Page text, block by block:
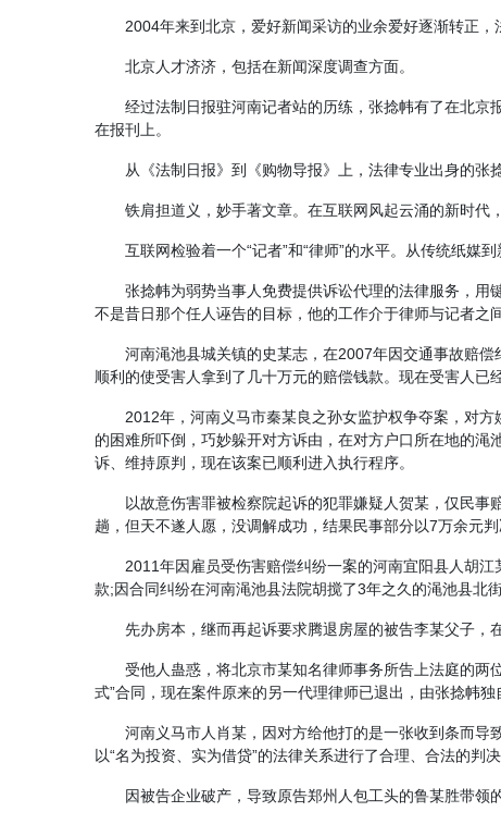
2004年来到北京，爱好新闻采访的业余爱好逐渐转正
北京人才济济，包括在新闻深度调查方面。
经过法制日报驻河南记者站的历练，张捻帏有了在北
在报刊上。
从《法制日报》到《购物导报》上，法律专业出身的张
铁肩担道义，妙手著文章。在互联网风起云涌的新时代
互联网检验着一个“记者”和“律师”的水平。从传统纸媒
张捻帏为弱势当事人免费提供诉讼代理的法律服务，
不是昔日那个任人诬告的目标，他的工作介于律师与记者之
河南渑池县城关镇的史某志，在2007年因交通事故赔
顺利的使受害人拿到了几十万元的赔偿钱款。现在受害人已
2012年，河南义马市秦某良之孙女监护权争夺案，对
的困难所吓倒，巧妙躲开对方诉由，在对方户口所在地的
诉、维持原判，现在该案已顺利进入执行程序。
以故意伤害罪被检察院起诉的犯罪嫌疑人贺某，仅民
趟，但天不遂人愿，没调解成功，结果民事部分以7万余元
2011年因雇员受伤害赔偿纠纷一案的河南宜阳县人胡
款;因合同纠纷在河南渑池县法院胡搅了3年之久的渑池县北
先办房本，继而再起诉要求腾退房屋的被告李某父子，
受他人蛊惑，将北京市某知名律师事务所告上法庭的两
式”合同，现在案件原来的另一代理律师已退出，由张捻帏
河南义马市人肖某，因对方给他打的是一张收到条而导
以“名为投资、实为借贷”的法律关系进行了合理、合法的判决
因被告企业破产，导致原告郑州人包工头的鲁某胜带领